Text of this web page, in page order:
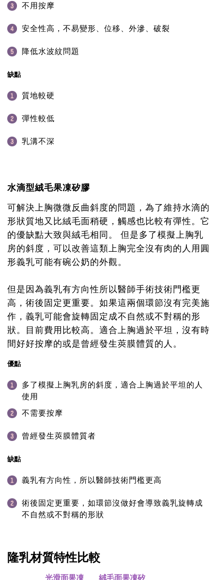
不用按摩
安全性高，不易變形、位移、外滲、破裂
降低水波紋問題
缺點
質地較硬
彈性較低
乳溝不深
水滴型絨毛果凍矽膠
可解決上胸微微反曲斜度的問題，為了維持水滴的
形狀質地又比絨毛面稍硬，觸感也比較有彈性。它
的優缺點大致與絨毛相同。 但是多了模擬上胸乳
房的斜度，可以改善這類上胸完全沒有肉的人用圓
形義乳可能有碗公奶的外觀。
但是因為義乳有方向性所以醫師手術技術門檻更
高，術後固定更重要。如果這兩個環節沒有完美施
作，義乳可能會旋轉固定成不自然或不對稱的形
狀。目前費用比較高。適合上胸過於平坦，沒有時
間好好按摩的或是曾經發生莢膜體質的人。
優點
多了模擬上胸乳房的斜度，適合上胸過於平坦的人
使用
不需要按摩
曾經發生莢膜體質者
缺點
義乳有方向性，所以醫師技術門檻更高
術後固定更重要，如環節沒做好會導致義乳旋轉成
不自然或不對稱的形狀
隆乳材質特性比較
光滑面果凍 絨毛面果凍矽